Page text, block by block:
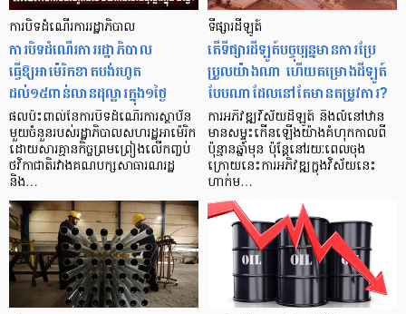
ការបិទដំណើរការរដ្ឋាភិបាល
ការបិទដំណើរការរដ្ឋាភិបាល
ធ្វើឱ្យអាម៉េរិកខាតបង់រហូត
ដល់១៥ពាន់លានដុល្លារក្នុង១ថ្ងៃ
ផលប៉ះពាល់នៃការបិទដំណើរការស្ថាប័ន
មួយចំនួនរបស់រដ្ឋាភិបាលសហរដ្ឋអាម៉េរិក
ដោយសារគ្មានកិច្ចព្រមព្រៀងលើកញ្ចប់
ថវិកាជាតិរវាងគណបក្សសាធារណរដ្ឋ
និង…
ទីផ្សារដីឡូត៍
តើទីផ្សារដីឡូត៍បច្ចុប្បន្នមានការប្រែ
ប្រួលយ៉ាងណា ហើយគម្រោងដីឡូត៍
បែបណាដែលនៅតែមានតម្រូវការ?
ការអភិវឌ្ឍវិស័យដីឡូត៍ និងលំនៅឋាន
មានសម្ទុះកើនឡើងយ៉ាងគំហុកកាលពី
ប៉ុន្មានឆ្នាំមុន ប៉ុន្តែនៅរយៈពេលចុង
ក្រោយនេះការអភិវឌ្ឍក្នុងវិស័យនេះ
ហាក់ម…